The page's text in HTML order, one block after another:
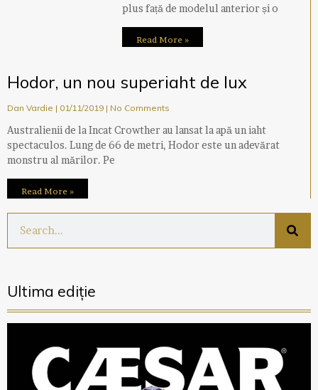
plus față de modelul anterior și o
Read More »
Hodor, un nou superiaht de lux
Dan Vardie 01/11/2019 No Comments
Australienii de la Incat Crowther au lansat la apă un iaht
spectaculos. Lung de 66 de metri, Hodor este un adevărat
monstru al mărilor. Pe
Read More »
Ultima ediție